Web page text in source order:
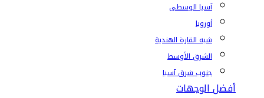
آسيا الوسطى
أوروبا
شبه القارة الهندية
الشرق الأوسط
جنوب شرق آسيا
أفضل الوجهات